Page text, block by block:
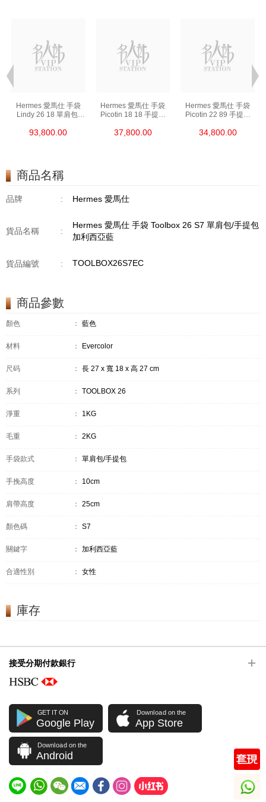
Hermes 愛馬仕 手袋
Lindy 26 18 單肩包/
93,800.00
Hermes 愛馬仕 手袋
Picotin 18 18 手提包
37,800.00
Hermes 愛馬仕 手袋
Picotin 22 89 手提包
34,800.00
商品名稱
品牌 : Hermes 愛馬仕
貨品名稱 :
Hermes 愛馬仕 手袋 Toolbox 26 S7 單肩包/手提包
加利西亞藍
貨品編號 : TOOLBOX26S7EC
商品參數
顏色 ： 藍色
材料 ： Evercolor
尺码 ： 長 27 x 寬 18 x 高 27 cm
系列 ： TOOLBOX 26
淨重 ： 1KG
毛重 ： 2KG
手袋款式 ： 單肩包/手提包
手挽高度 ： 10cm
肩帶高度 ： 25cm
顏色碼 ： S7
關鍵字 ： 加利西亞藍
合適性別 ： 女性
庫存
接受分期付款銀行
GET IT ON
Google Play
Download on the
App Store
Download on the
Android